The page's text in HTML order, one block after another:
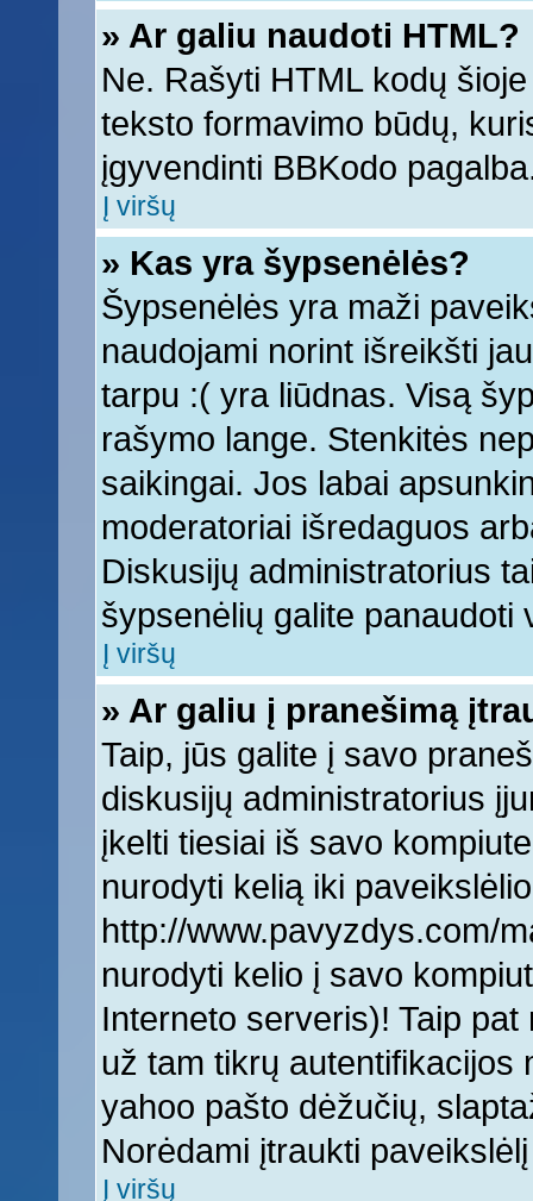
» Ar galiu naudoti HTML?
Ne. Rašyti HTML kodų
teksto formavimo būdų,
įgyvendinti BBKodo
Į viršų
» Kas yra šypsenėlės?
Šypsenėlės yra maži
naudojami norint išreikšti
tarpu :( yra liūdnas. Visą
rašymo lange. Stenkitės
saikingai. Jos labai
moderatoriai išredaguos
Diskusijų administratorius
šypsenėlių galite panaudoti
Į viršų
» Ar galiu į pranešimą
Taip, jūs galite į savo
diskusijų administratorius
įkelti tiesiai iš savo
nurodyti kelią iki
http://www.pavyzdys.com/
nurodyti kelio į savo
Interneto serveris)! Taip
už tam tikrų autentifikacijos
yahoo pašto dėžučių,
Norėdami įtraukti
Į viršų